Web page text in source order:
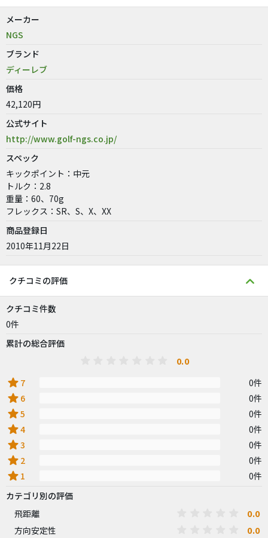
メーカー
NGS
ブランド
ディーレブ
価格
42,120円
公式サイト
http://www.golf-ngs.co.jp/
スペック
キックポイント：中元
トルク：2.8
重量：60、70g
フレックス：SR、S、X、XX
商品登録日
2010年11月22日
クチコミの評価
クチコミ件数
0件
累計の総合評価
0.0
star 7 0件
star 6 0件
star5 0件
star4 0件
star3 0件
star 2 0件
star 1
0件
カテゴリ別の評価
飛距離
0.0
方向安定性 0.0